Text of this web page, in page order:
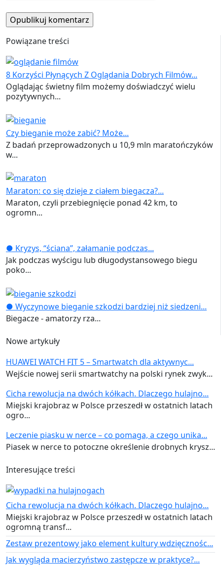
Powiązane treści
8 Korzyści Płynących Z Oglądania Dobrych Filmów...
Oglądając świetny film możemy doświadczyć wielu
pozytywnych...
Czy bieganie może zabić? Może...
Z badań przeprowadzonych u 10,9 mln maratończyków
w...
Maraton: co się dzieje z ciałem biegacza?...
Maraton, czyli przebiegnięcie ponad 42 km, to
ogromn...
● Kryzys, “ściana”, załamanie podczas...
Jak podczas wyścigu lub długodystansowego biegu
poko...
● Wyczynowe bieganie szkodzi bardziej niż siedzeni...
Biegacze - amatorzy rza...
Nowe artykuły
HUAWEI WATCH FIT 5 – Smartwatch dla aktywnyc...
Wejście nowej serii smartwatchy na polski rynek zwyk...
Cicha rewolucja na dwóch kółkach. Dlaczego hulajno...
Miejski krajobraz w Polsce przeszedł w ostatnich latach
ogro...
Leczenie piasku w nerce – co pomaga, a czego unika...
Piasek w nerce to potoczne określenie drobnych krysz...
Interesujące treści
Cicha rewolucja na dwóch kółkach. Dlaczego hulajno...
Miejski krajobraz w Polsce przeszedł w ostatnich latach
ogromną transf...
Zestaw prezentowy jako element kultury wdzięcznośc...
Jak wygląda macierzyństwo zastępcze w praktyce?...